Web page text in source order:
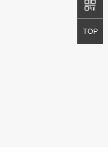
TOP
返回顶部